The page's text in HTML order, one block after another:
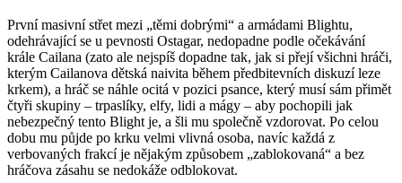
První masivní střet mezi „těmi dobrými“ a armádami Blightu,
odehrávající se u pevnosti Ostagar, nedopadne podle očekávání
krále Cailana (zato ale nejspíš dopadne tak, jak si přejí všichni hráči,
kterým Cailanova dětská naivita během předbitevních diskuzí leze
krkem), a hráč se náhle ocitá v pozici psance, který musí sám přimět
čtyři skupiny – trpaslíky, elfy, lidi a mágy – aby pochopili jak
nebezpečný tento Blight je, a šli mu společně vzdorovat. Po celou
dobu mu půjde po krku velmi vlivná osoba, navíc každá z
verbovaných frakcí je nějakým způsobem „zablokovaná“ a bez
hráčova zásahu se nedokáže odblokovat.